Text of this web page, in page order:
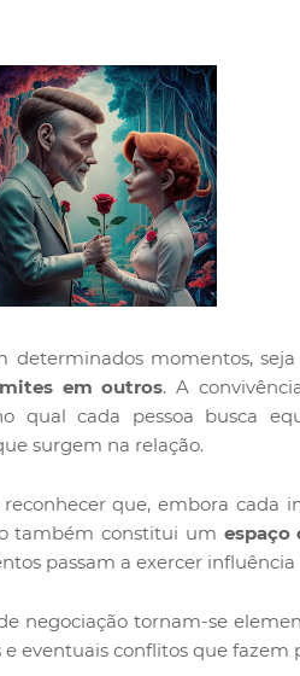
determinados momentos, seja
em outros. A
qual cada pessoa busca
surgem na relação.
que, embora cada
também constitui um espaço
passam a exercer
negociação tornam-se
eventuais conflitos que fazem